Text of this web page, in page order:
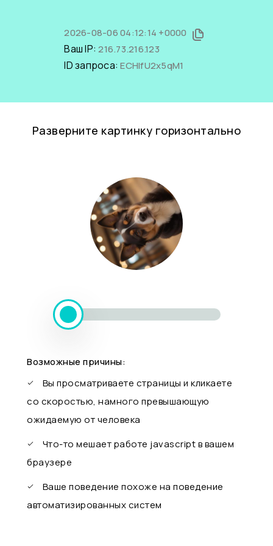
2026-08-06 04:12:14 +0000
Ваш IP:216.73.216.123
ID запроса:ECHIfU2x5qM1
Разверните картинку горизонтально
Возможные причины:
Вы просматриваете страницы и кликаете
со скоростью, намного превышающую
ожидаемую от человека
Что-то мешает работе javascript в вашем
браузере
Ваше поведение похоже на поведение
автоматизированных систем